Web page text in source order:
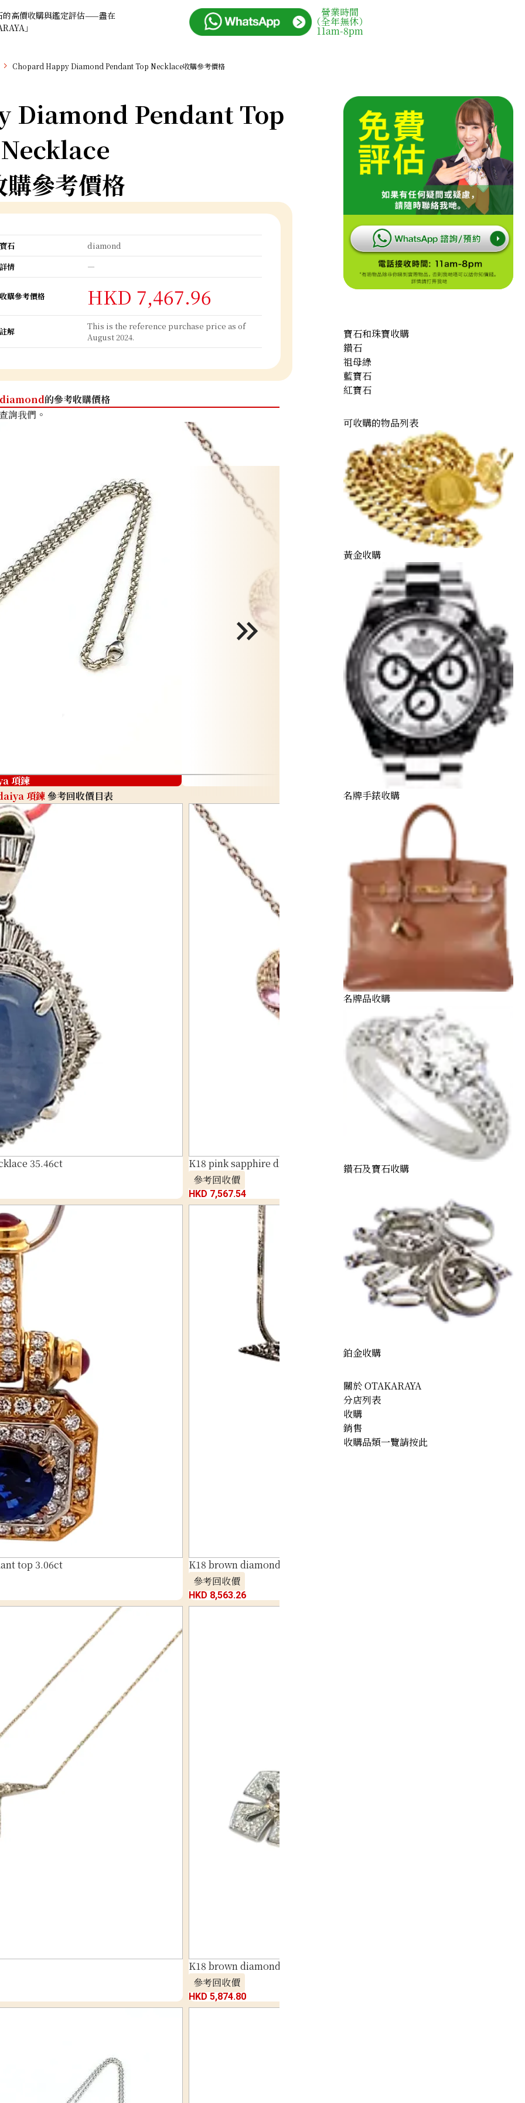
的高價收購與鑑定評估——盡在
」
營業時間
（全年無休）
11am-8pm
Chopard Happy Diamond Pendant Top Necklace收購參考價格
Diamond Pendant Top
Necklace
購參考價格
寶石
diamond
詳情
―
收購參考價格 HKD 7,467.96
註解
This is the reference purchase price as of
August 2024.
diamond的參考收購價格
詢我們。
項鍊
daiya-pendant-top
項鍊參考回收價目表
35.46ct
K18 pink sapphire diamond 2.94ct
參考回收價
HKD 7,567.54
top 3.06ct
K18 brown diamond necklace
參考回收價
HKD 8,563.26
K18 brown diamond necklace 0.80ct
參考回收價
HKD 5,874.80
寶石和珠寶收購
鑽石
祖母綠
藍寶石
紅寶石
可收購的物品列表
黃金收購
名牌手錶收購
名牌品收購
鑽石及寶石收購
鉑金收購
關於 OTAKARAYA
分店列表
收購
銷售
收購品類一覽請按此